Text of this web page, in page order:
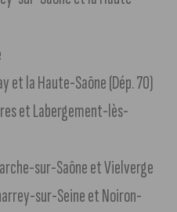
et la Haute-Saône (Dép. 70)
et Labergement-lès-
sur-Saône et Vielverge
sur-Seine et Noiron-